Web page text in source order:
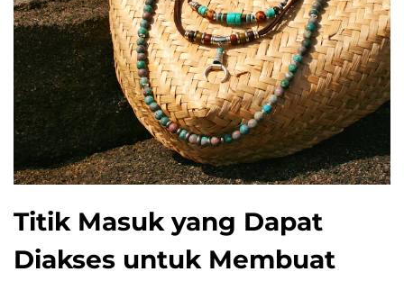
Titik Masuk yang Dapat
Diakses untuk Membuat